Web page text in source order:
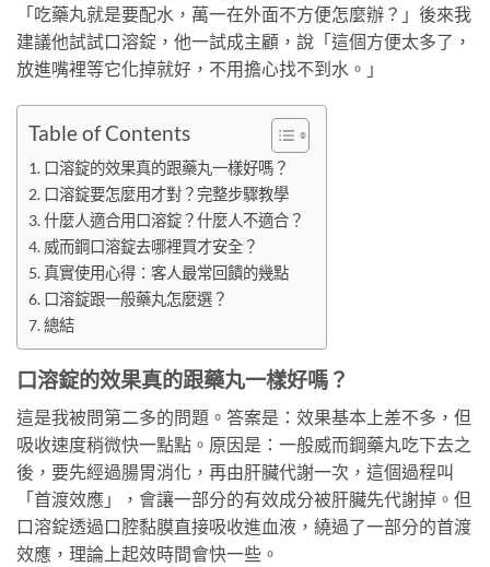
「吃藥丸就是要配水，萬一在外面不方便怎麼辦？」後來我
建議他試試口溶錠，他一試成主顧，說「這個方便太多了，
放進嘴裡等它化掉就好，不用擔心找不到水。」
Table of Contents
口溶錠的效果真的跟藥丸一樣好嗎？
口溶錠要怎麼用才對？完整步驟教學
什麼人適合用口溶錠？什麼人不適合？
威而鋼口溶錠去哪裡買才安全？
真實使用心得：客人最常回饋的幾點
口溶錠跟一般藥丸怎麼選？
總結
口溶錠的效果真的跟藥丸一樣好嗎？
這是我被問第二多的問題。答案是：效果基本上差不多，但
吸收速度稍微快一點點。原因是：一般威而鋼藥丸吃下去之
後，要先經過腸胃消化，再由肝臟代謝一次，這個過程叫
「首渡效應」，會讓一部分的有效成分被肝臟先代謝掉。但
口溶錠透過口腔黏膜直接吸收進血液，繞過了一部分的首渡
效應，理論上起效時間會快一些。